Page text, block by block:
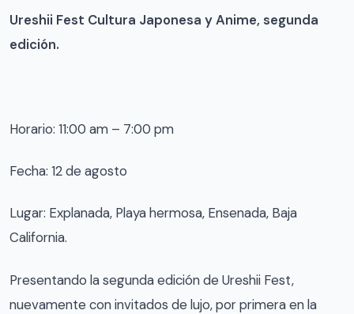
Ureshii Fest Cultura Japonesa y Anime, segunda
edición.
Horario: 11:00 am – 7:00 pm
Fecha: 12 de agosto
Lugar: Explanada, Playa hermosa, Ensenada, Baja
California.
Presentando la segunda edición de Ureshii Fest,
nuevamente con invitados de lujo, por primera en la